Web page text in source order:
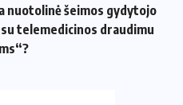
nuotolinė šeimos gydytojo
telemedicinos draudimu